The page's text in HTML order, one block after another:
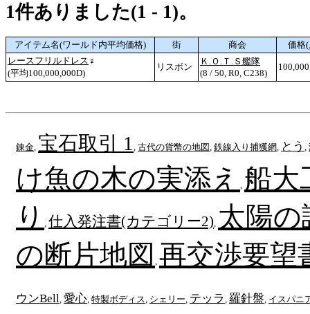
1件ありました(1 - 1)。
アイテム名(ワールド内平均価格) 街 商会
価格
レースフリルドレス ♀
(平均100,000,000D)
リスボン
Ｋ.Ｏ.Ｔ.Ｓ艦隊
(8 / 50, R0, C238)
錬金 宝石取引 1 古代の貨幣の地図 鉄線入り捕獲網 とう
け魚の木の実添え 船大
り
仕入発注書(カテゴリー2) 太陽の
の断片地図 再交渉要望
ウンBell 愛心 特製ボディス シェリー テッラ 羅針盤 イスパニ